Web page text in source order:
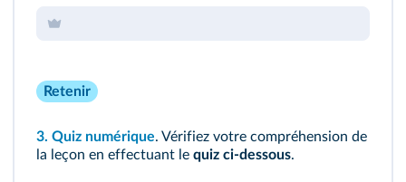
Retenir
3. Quiz numérique. Vérifiez votre compréhension de
la leçon en effectuant le quiz ci-dessous.